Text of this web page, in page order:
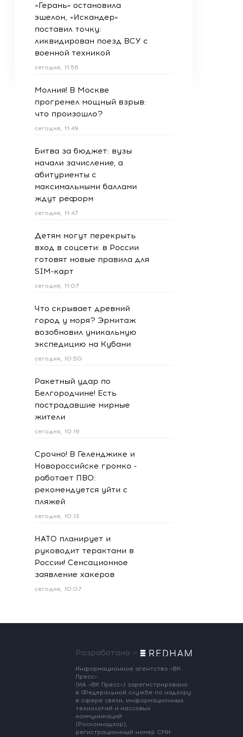
«Герань» остановила
эшелон, «Искандер»
поставил точку:
ликвидирован поезд ВСУ с
военной техникой
сегодня, 11:56
Молния! В Москве
прогремел мощный взрыв:
что произошло?
сегодня, 11:49
Битва за бюджет: вузы
начали зачисление, а
абитуриенты с
максимальными баллами
ждут реформ
сегодня, 11:47
Детям могут перекрыть
вход в соцсети: в России
готовят новые правила для
SIM-карт
сегодня, 11:07
Что скрывает древний
город у моря? Эрмитаж
возобновил уникальную
экспедицию на Кубани
сегодня, 10:50
Ракетный удар по
Белгородчине! Есть
пострадавшие мирные
жители
сегодня, 10:19
Срочно! В Геленджике и
Новороссийске громко -
работает ПВО:
рекомендуется уйти с
пляжей
сегодня, 10:13
НАТО планирует и
руководит терактами в
России! Сенсационное
заявление хакеров
сегодня, 10:07
Разработано —
Информационное агентство «ВК
Пресс»
(ИА «ВК Пресс») зарегистрировано
в Федеральной службе по надзору
в сфере связи, информационных
технологий и массовых
коммуникаций
(Роскомнадзор),
регистрационный номер СМИ: